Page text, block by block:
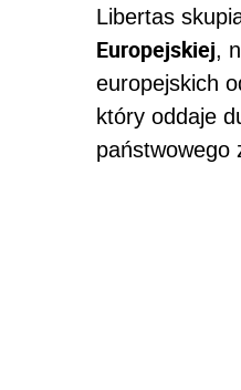
Libertas
Europejskiej,
europejskich
który oddaje
państwowego